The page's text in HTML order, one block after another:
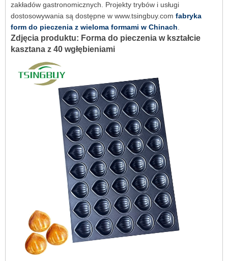
zakładów gastronomicznych. Projekty trybów i usługi
dostosowywania są dostępne w www.tsingbuy.com fabryka
form do pieczenia z wieloma formami w Chinach
Zdjęcia produktu: Forma do pieczenia w kształcie
kasztana z 40 wgłębieniami